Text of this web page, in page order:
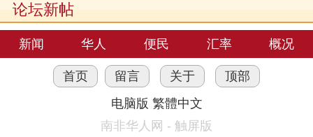
论坛新帖
新闻 华人 便民 汇率 概况
首页 留言 关于
顶部
电脑版 繁體中文
南非华人网 - 触屏版